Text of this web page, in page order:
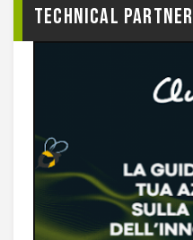
TECHNICAL PARTNER